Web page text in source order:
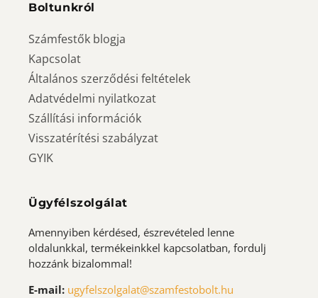
Boltunkról
Számfestők blogja
Kapcsolat
Általános szerződési feltételek
Adatvédelmi nyilatkozat
Szállítási információk
Visszatérítési szabályzat
GYIK
Ügyfélszolgálat
Amennyiben kérdésed, észrevételed lenne
oldalunkkal, termékeinkkel kapcsolatban, fordulj
hozzánk bizalommal!
E-mail: ugyfelszolgalat@szamfestobolt.hu